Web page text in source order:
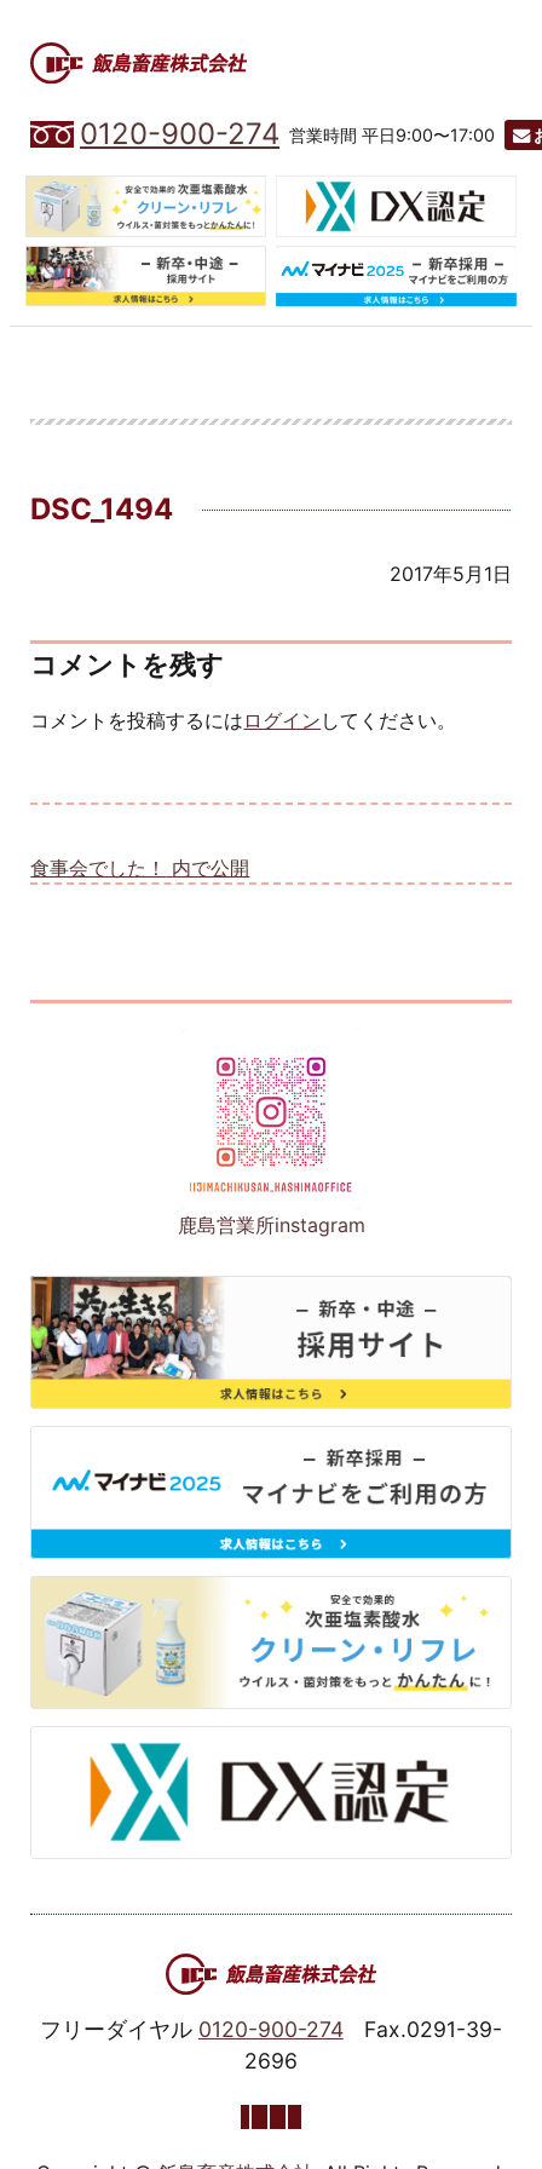
0120-900-274 営業時間 平日9:00〜17:00
DSC_1494
2017年5月1日
コメントを残す
コメントを投稿するには ログイン してください。
食事会でした！
内で公開
鹿島営業所instagram
フリーダイヤル 0120-900-274
Fax.0291-39-
2696